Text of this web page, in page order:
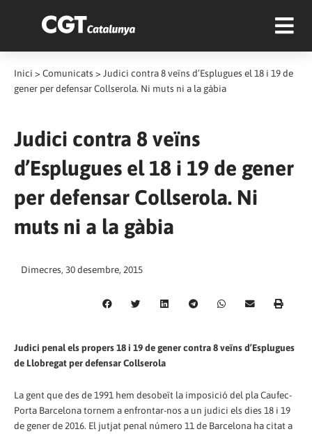
Inici > Comunicats > Judici contra 8 veïns d’Esplugues el 18 i 19 de
gener per defensar Collserola. Ni muts ni a la gàbia
Judici contra 8 veïns
d’Esplugues el 18 i 19 de gener
per defensar Collserola. Ni
muts ni a la gàbia
Dimecres, 30 desembre, 2015
Judici penal els propers 18 i 19 de gener contra 8 veïns d’Esplugues
de Llobregat per defensar Collserola
La gent que des de 1991 hem desobeït la imposició del pla Caufec-
Porta Barcelona tornem a enfrontar-nos a un judici els dies 18 i 19
de gener de 2016. El jutjat penal número 11 de Barcelona ha citat a